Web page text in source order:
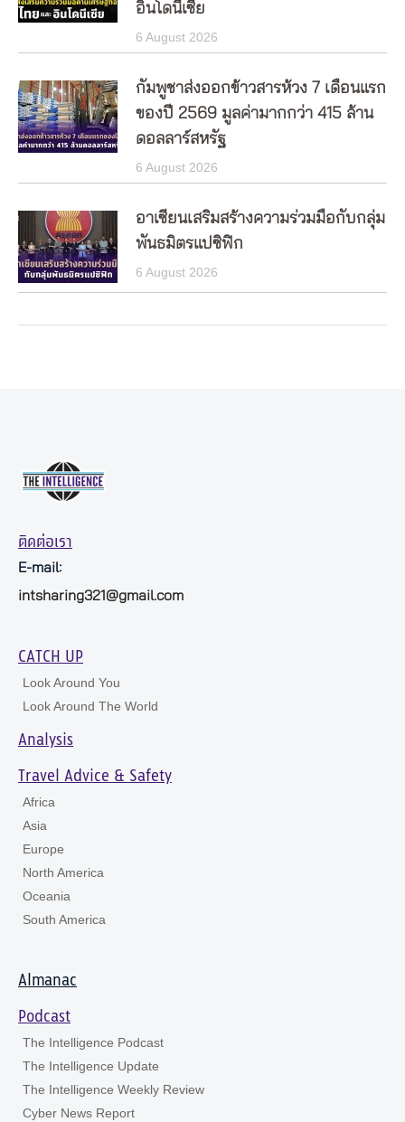
อินโดนีเซีย
6 August 2026
กัมพูชาส่งออกข้าวสารห้วง 7 เดือนแรก
ของปี 2569 มูลค่ามากกว่า 415 ล้าน
ดอลลาร์สหรัฐ
6 August 2026
อาเซียนเสริมสร้างความร่วมมือกับกลุ่ม
พันธมิตรแปซิฟิก
6 August 2026
ติดต่อเรา
E-mail:
intsharing321@gmail.com
CATCH UP
Look Around You
Look Around The World
Analysis
Travel Advice & Safety
Africa
Asia
Europe
North America
Oceania
South America
Almanac
Podcast
The Intelligence Podcast
The Intelligence Update
The Intelligence Weekly Review
Cyber News Report